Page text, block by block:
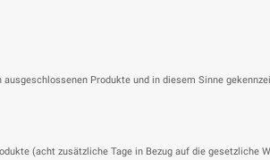
Produkte und in diesem Sinne
(acht zusätzliche Tage in Bezug auf die gesetzliche